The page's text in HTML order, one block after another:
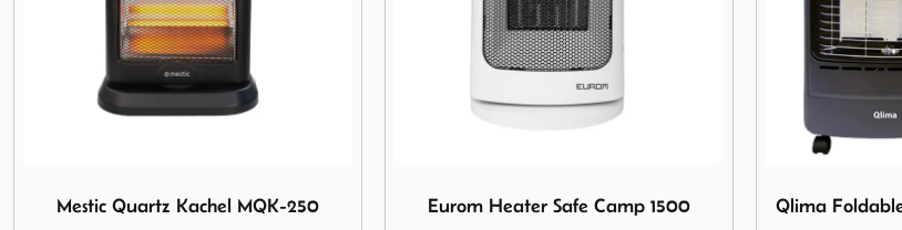
Eurom Heater Safe Camp 1500 Qlima Foldable gas Heater GH142RV Eurotrail